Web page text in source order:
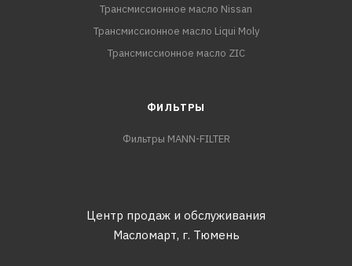
Трансмиссионное масло Nissan
Трансмиссионное масло Liqui Moly
Трансмиссионное масло ZIC
ФИЛЬТРЫ
Фильтры MANN-FILTER
Центр продаж и обслуживания
Масломарт, г. Тюмень